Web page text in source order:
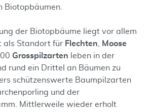
Biotopbäumen.
der Biotopbäume liegt vor allem
als Standort für Flechten
Moose
Grosspilzarten leben in der
rund ein Drittel an Bäumen zu
schützenswerte Baumpilzarten
und der
Mittlerweile wieder erholt